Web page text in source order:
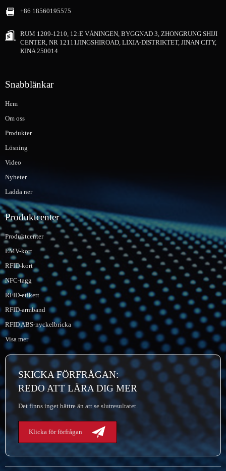
+86 18560195575
RUM 1209-1210, 12:E VÅNINGEN, BYGGNAD 3, ZHONGRUNG SHIJI
CENTER, NR 12111JINGSHIROAD, LIXIA-DISTRIKTET, JINAN CITY,
KINA 250014
Snabblänkar
Hem
Om oss
Produkter
Lösning
Video
Nyheter
Ladda ner
Produktcenter
Produktcenter
EMV-kort
RFID-kort
NFC-tagg
RFID-etikett
RFID-armband
RFID ABS-nyckelbricka
Visa mer
SKICKA FÖRFRÅGAN:
REDO ATT LÄRA DIG MER
Det finns inget bättre än att se slutresultatet.
Klicka för förfrågan